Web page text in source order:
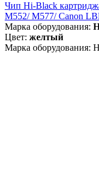
Чип Hi-Black
M552/ M577/ Canon
Марка оборудования:
Цвет: желтый
Марка оборудования: